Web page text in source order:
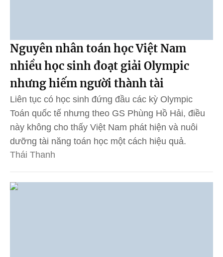
Nguyên nhân toán học Việt Nam
nhiều học sinh đoạt giải Olympic
nhưng hiếm người thành tài
Liên tục có học sinh đứng đầu các kỳ Olympic
Toán quốc tế nhưng theo GS Phùng Hồ Hải, điều
này không cho thấy Việt Nam phát hiện và nuôi
dưỡng tài năng toán học một cách hiệu quả.
Thái Thanh